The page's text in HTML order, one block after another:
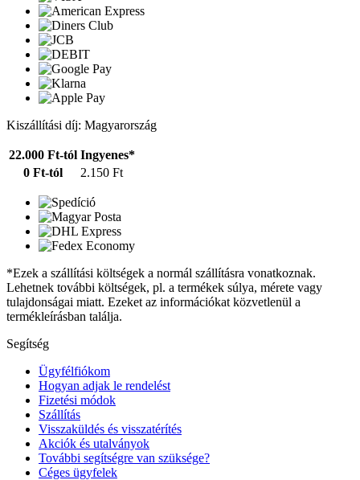
Kiszállítási díj: Magyarország
22.000 Ft-tól Ingyenes*
0 Ft-tól
2.150 Ft
*Ezek a szállítási költségek a normál szállításra vonatkoznak.
Lehetnek további költségek, pl. a termékek súlya, mérete vagy
tulajdonságai miatt. Ezeket az információkat közvetlenül a
termékleírásban találja.
Segítség
Ügyfélfiókom
Hogyan adjak le rendelést
Fizetési módok
Szállítás
Visszaküldés és visszatérítés
Akciók és utalványok
További segítségre van szüksége?
Céges ügyfelek